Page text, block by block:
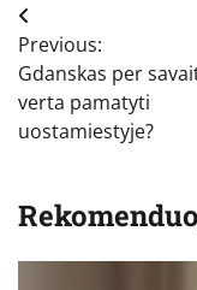
Navigacija
tarp
įrašų
Previous:
Gdanskas per
verta pamatyti
uostamiestyje?